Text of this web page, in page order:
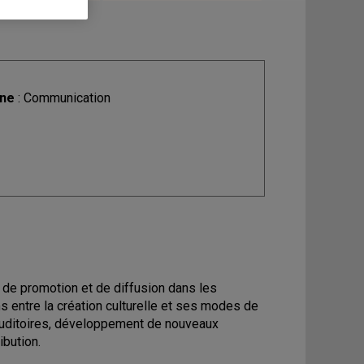
: Communication
promotion et de diffusion dans les
entre la création culturelle et ses modes de
développement de nouveaux